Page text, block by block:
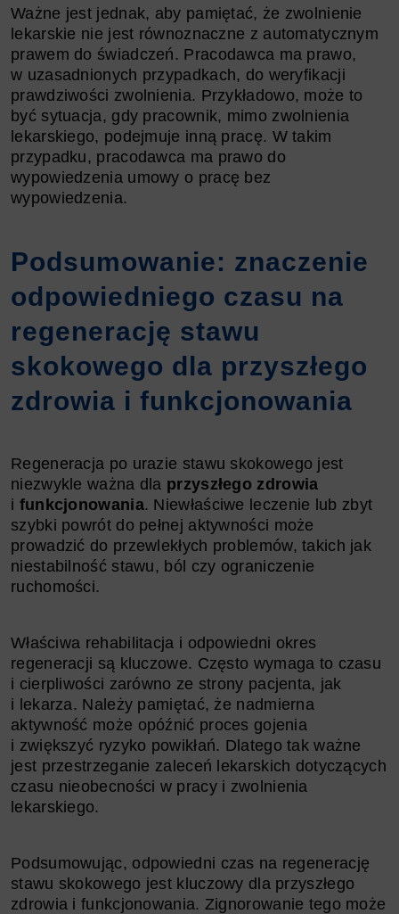
Ważne jest jednak, aby pamiętać, że zwolnienie
lekarskie nie jest równoznaczne z automatycznym
prawem do świadczeń. Pracodawca ma prawo,
w uzasadnionych przypadkach, do weryfikacji
prawdziwości zwolnienia. Przykładowo, może to
być sytuacja, gdy pracownik, mimo zwolnienia
lekarskiego, podejmuje inną pracę. W takim
przypadku, pracodawca ma prawo do
wypowiedzenia umowy o pracę bez
wypowiedzenia.
Podsumowanie: znaczenie
odpowiedniego czasu na
regenerację stawu
skokowego dla przyszłego
zdrowia i funkcjonowania
Regeneracja po urazie stawu skokowego jest
niezwykle ważna dla przyszłego zdrowia
i funkcjonowania. Niewłaściwe leczenie lub zbyt
szybki powrót do pełnej aktywności może
prowadzić do przewlekłych problemów, takich jak
niestabilność stawu, ból czy ograniczenie
ruchomości.
Właściwa rehabilitacja i odpowiedni okres
regeneracji są kluczowe. Często wymaga to czasu
i cierpliwości zarówno ze strony pacjenta, jak
i lekarza. Należy pamiętać, że nadmierna
aktywność może opóźnić proces gojenia
i zwiększyć ryzyko powikłań. Dlatego tak ważne
jest przestrzeganie zaleceń lekarskich dotyczących
czasu nieobecności w pracy i zwolnienia
lekarskiego.
Podsumowując, odpowiedni czas na regenerację
stawu skokowego jest kluczowy dla przyszłego
zdrowia i funkcjonowania. Zignorowanie tego może